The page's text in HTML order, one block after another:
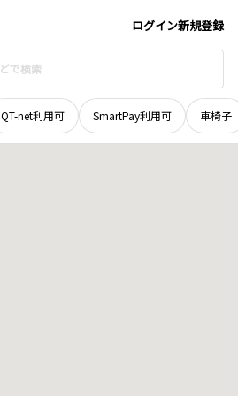
ログイン新規登録
QT-net利用可 SmartPay利用可 車椅子